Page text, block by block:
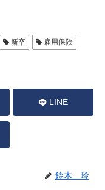
新卒 雇用保険
LINE
鈴木 玲